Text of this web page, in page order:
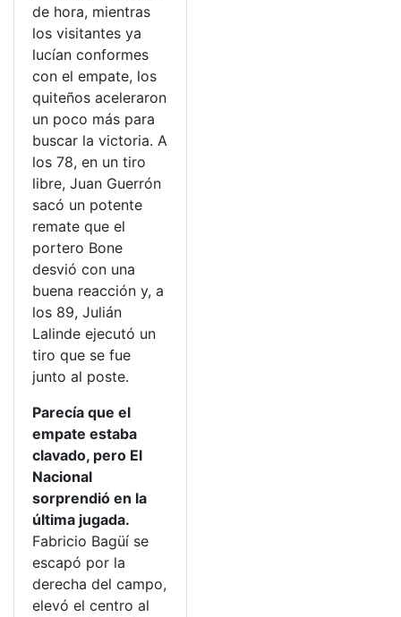
de hora, mientras
los visitantes ya
lucían conformes
con el empate, los
quiteños aceleraron
un poco más para
buscar la victoria. A
los 78, en un tiro
libre, Juan Guerrón
sacó un potente
remate que el
portero Bone
desvió con una
buena reacción y, a
los 89, Julián
Lalinde ejecutó un
tiro que se fue
junto al poste.
Parecía que el
empate estaba
clavado, pero El
Nacional
sorprendió en la
última jugada.
Fabricio Bagüí se
escapó por la
derecha del campo,
elevó el centro al